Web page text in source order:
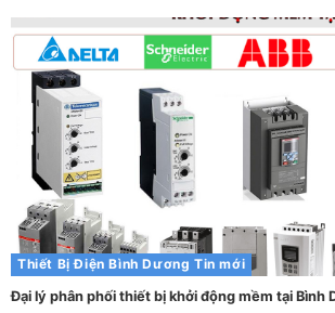
Thiết Bị Điện Bình Dương Tin mới
Đại lý phân phối thiết bị khởi động mềm tại Bình